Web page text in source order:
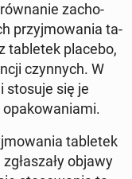
za­cho­
przyj­mo­wa­nia ta­
ta­ble­tek placebo,
czyn­nych. W
stosuje się je
ta­ble­tek
objawy